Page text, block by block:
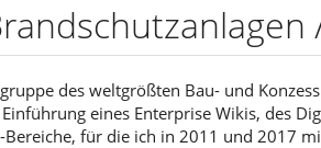
des weltgrößten Bau- und
eines Enterprise Wikis, des
für die ich in 2011 und 2017